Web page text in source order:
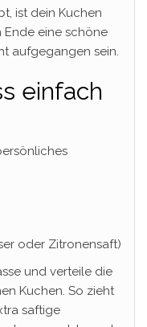
ist dein Kuchen
Ende eine schöne
aufgegangen sein.
einfach
oder Zitronensaft)
und verteile die
Kuchen. So zieht
saftige